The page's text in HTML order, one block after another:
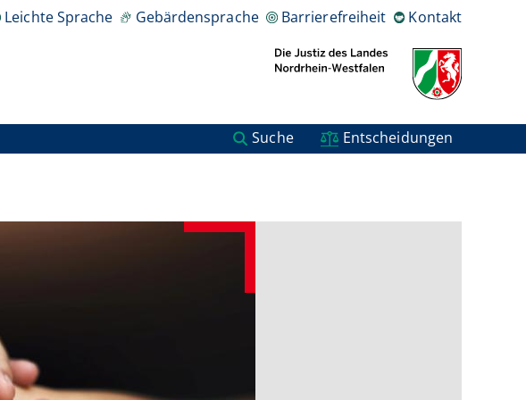
Leichte Sprache Gebärdensprache Barrierefreiheit Kontakt
Suche Entscheidungen